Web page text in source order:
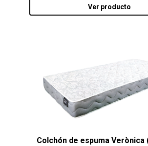
Ver producto
Colchón de espuma Verònica